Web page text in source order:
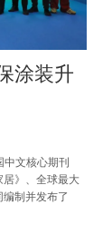
涂装升
文核心期刊
居》、全球最大
制并发布了